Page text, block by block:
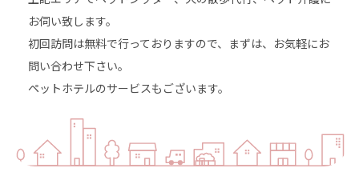
お伺い致します。
初回訪問は無料で行っておりますので、まずは、お気軽にお
問い合わせ下さい。
ペットホテルのサービスもございます。